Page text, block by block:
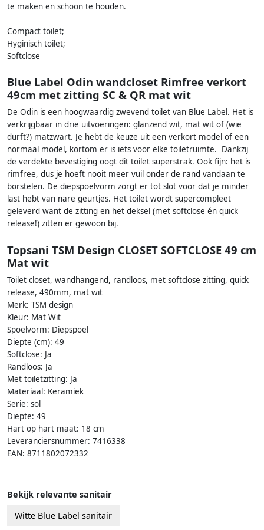
te maken en schoon te houden.
Compact toilet;
Hyginisch toilet;
Softclose
Blue Label Odin wandcloset Rimfree verkort
49cm met zitting SC & QR mat wit
De Odin is een hoogwaardig zwevend toilet van Blue Label. Het is
verkrijgbaar in drie uitvoeringen: glanzend wit, mat wit of (wie
durft?) matzwart. Je hebt de keuze uit een verkort model of een
normaal model, kortom er is iets voor elke toiletruimte. Dankzij
de verdekte bevestiging oogt dit toilet superstrak. Ook fijn: het is
rimfree, dus je hoeft nooit meer vuil onder de rand vandaan te
borstelen. De diepspoelvorm zorgt er tot slot voor dat je minder
last hebt van nare geurtjes. Het toilet wordt supercompleet
geleverd want de zitting en het deksel (met softclose én quick
release!) zitten er gewoon bij.
Topsani TSM Design CLOSET SOFTCLOSE 49 cm
Mat wit
Toilet closet, wandhangend, randloos, met softclose zitting, quick
release, 490mm, mat wit
Merk: TSM design
Kleur: Mat Wit
Spoelvorm: Diepspoel
Diepte (cm): 49
Softclose: Ja
Randloos: Ja
Met toiletzitting: Ja
Materiaal: Keramiek
Serie: sol
Diepte: 49
Hart op hart maat: 18 cm
Leveranciersnummer: 7416338
EAN: 8711802072332
Bekijk relevante sanitair
Witte Blue Label sanitair